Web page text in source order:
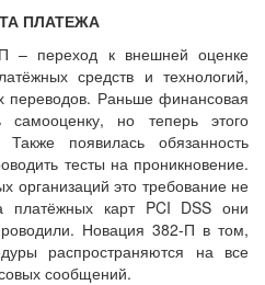
ПЛАТЕЖА
– переход к внешней оценке
средств и технологий,
переводов. Раньше финансовая
самооценку, но теперь этого
появилась обязанность
тесты на проникновение.
организаций это требование не
платёжных карт PCI DSS они
Новация 382-П в том,
распространяются на все
сообщений.